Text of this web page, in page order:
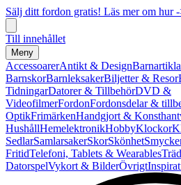
Sälj ditt fordon gratis! Läs mer om hur
Till innehållet
Meny
AccessoarerAntikt & Design
BarnskorBarnleksakerBiljetter & Resor
TidningarDatorer & TillbehörDVD &
VideofilmerFordonFordonsdelar &
OptikFrimärkenHandgjort &
HushållHemelektronikHobbyKlockor
SedlarSamlarsakerSkorSkönhet
FritidTelefoni, Tablets & Wearables
DatorspelVykort & BilderÖvrigt